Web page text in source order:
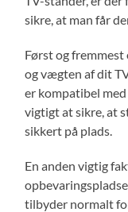
sikre, at man får
Først og
og vægten af dit
er kompatibel
vigtigt at sikre, at
sikkert på plads.
En anden vigtig
tilbyder normalt